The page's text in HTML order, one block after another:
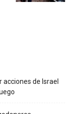
acciones de Israel